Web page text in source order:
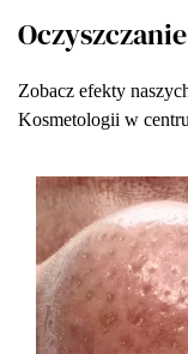
Zobacz efekty
Kosmetologii w